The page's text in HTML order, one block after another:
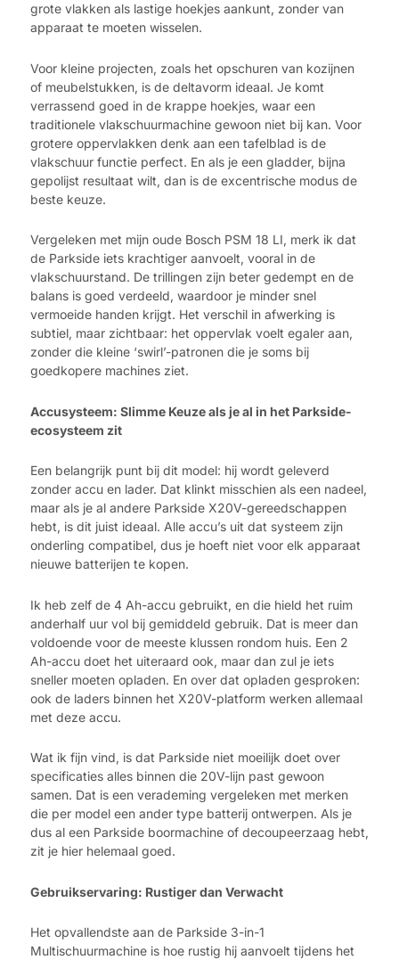
grote vlakken als lastige hoekjes aankunt, zonder van
apparaat te moeten wisselen.
Voor kleine projecten, zoals het opschuren van kozijnen
of meubelstukken, is de deltavorm ideaal. Je komt
verrassend goed in de krappe hoekjes, waar een
traditionele vlakschuurmachine gewoon niet bij kan. Voor
grotere oppervlakken denk aan een tafelblad is de
vlakschuur functie perfect. En als je een gladder, bijna
gepolijst resultaat wilt, dan is de excentrische modus de
beste keuze.
Vergeleken met mijn oude Bosch PSM 18 LI, merk ik dat
de Parkside iets krachtiger aanvoelt, vooral in de
vlakschuurstand. De trillingen zijn beter gedempt en de
balans is goed verdeeld, waardoor je minder snel
vermoeide handen krijgt. Het verschil in afwerking is
subtiel, maar zichtbaar: het oppervlak voelt egaler aan,
zonder die kleine ‘swirl’-patronen die je soms bij
goedkopere machines ziet.
Accusysteem: Slimme Keuze als je al in het Parkside-
ecosysteem zit
Een belangrijk punt bij dit model: hij wordt geleverd
zonder accu en lader. Dat klinkt misschien als een nadeel,
maar als je al andere Parkside X20V-gereedschappen
hebt, is dit juist ideaal. Alle accu’s uit dat systeem zijn
onderling compatibel, dus je hoeft niet voor elk apparaat
nieuwe batterijen te kopen.
Ik heb zelf de 4 Ah-accu gebruikt, en die hield het ruim
anderhalf uur vol bij gemiddeld gebruik. Dat is meer dan
voldoende voor de meeste klussen rondom huis. Een 2
Ah-accu doet het uiteraard ook, maar dan zul je iets
sneller moeten opladen. En over dat opladen gesproken:
ook de laders binnen het X20V-platform werken allemaal
met deze accu.
Wat ik fijn vind, is dat Parkside niet moeilijk doet over
specificaties alles binnen die 20V-lijn past gewoon
samen. Dat is een verademing vergeleken met merken
die per model een ander type batterij ontwerpen. Als je
dus al een Parkside boormachine of decoupeerzaag hebt,
zit je hier helemaal goed.
Gebruikservaring: Rustiger dan Verwacht
Het opvallendste aan de Parkside 3-in-1
Multischuurmachine is hoe rustig hij aanvoelt tijdens het